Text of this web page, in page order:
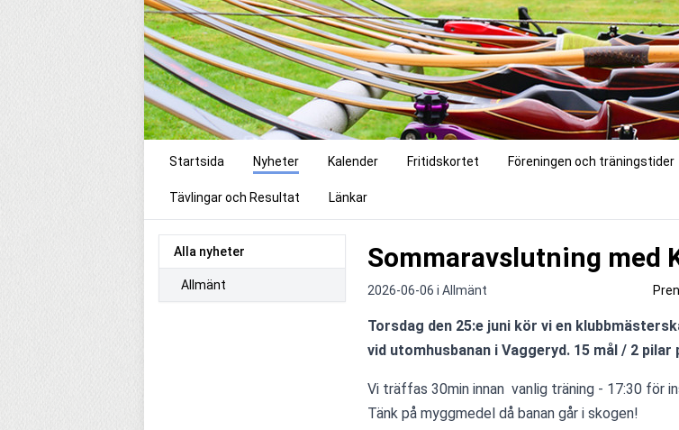
Startsida Nyheter Kalender Fritidskortet Föreningen och träningstider
Tävlingar och Resultat Länkar
Alla nyheter
Allmänt
Sommaravslutning med
2026-06-06 i Allmänt
Torsdag den 25:e juni kör vi en
vid utomhusbanan i Vaggeryd. 15 mål / 2 pilar
Vi träffas 30min innan  vanlig träning - 17:30 för
Tänk på myggmedel då banan går i skogen!